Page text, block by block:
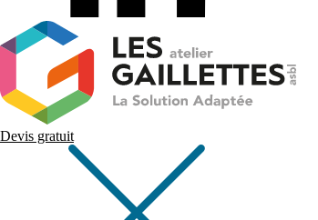
Devis gratuit